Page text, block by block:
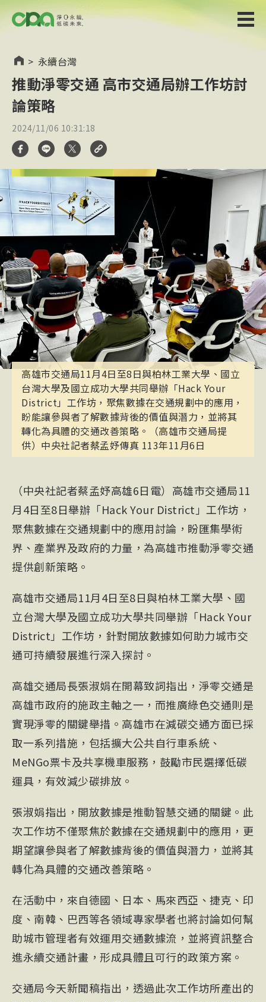
> 永續台灣
推動淨零交通 高市交通局辦工作坊討
論策略
2024/11/06 10:31:18
高雄市交通局11月4日至8日與柏林工業大學、國立
台灣大學及國立成功大學共同舉辦「Hack Your
District」工作坊，聚焦數據在交通規劃中的應用，
盼能讓參與者了解數據背後的價值與潛力，並將其
轉化為具體的交通改善策略。（高雄市交通局提
供）中央社記者蔡孟妤傳真 113年11月6日
（中央社記者蔡孟妤高雄6日電）高雄市交通局11
月4日至8日舉辦「Hack Your District」工作坊，
聚焦數據在交通規劃中的應用討論，盼匯集學術
界、產業界及政府的力量，為高雄市推動淨零交通
提供創新策略。
高雄市交通局11月4日至8日與柏林工業大學、國
立台灣大學及國立成功大學共同舉辦「Hack Your
District」工作坊，針對開放數據如何助力城市交
通可持續發展進行深入探討。
高雄交通局長張淑娟在開幕致詞指出，淨零交通是
高雄市政府的施政主軸之一，而推廣綠色交通則是
實現淨零的關鍵舉措。高雄市在減碳交通方面已採
取一系列措施，包括擴大公共自行車系統、
MeNGo票卡及共享機車服務，鼓勵市民選擇低碳
運具，有效減少碳排放。
張淑娟指出，開放數據是推動智慧交通的關鍵。此
次工作坊不僅聚焦於數據在交通規劃中的應用，更
期望讓參與者了解數據背後的價值與潛力，並將其
轉化為具體的交通改善策略。
在活動中，來自德國、日本、馬來西亞、捷克、印
度、南韓、巴西等各領域專家學者也將討論如何幫
助城市管理者有效運用交通數據流，並將資訊整合
進永續交通計畫，形成具體且可行的政策方案。
交通局今天新聞稿指出，透過此次工作坊所產出的